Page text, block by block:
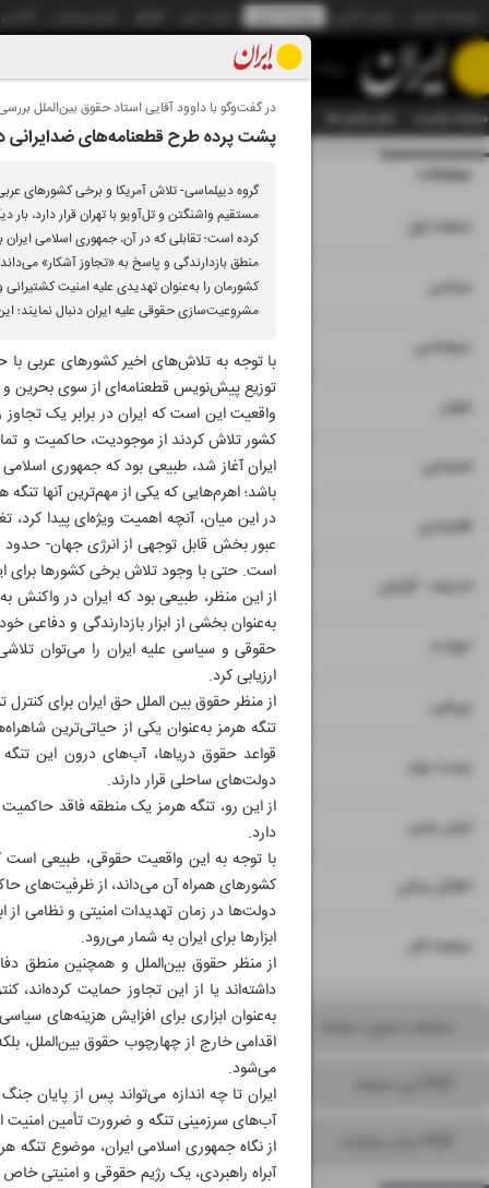
صفحه نخست تمام ویژه نامه ها آرشیو سازمان آگهی‌ها دستیار
در گفت‌وگو با داوود آقایی استاد حقوق بین‌الملل
پشت پرده طرح قطعنامه‌های ضدایرانی
گروه دیپلماسی- تلاش آمریکا و برخی کشورهای
مستقیم واشنگتن و تل‌آویو با تهران قرار دارد،
کرده است؛ تقابلی که در آن، جمهوری اسلامی
منطق بازدارندگی و پاسخ به «تجاوز آشکار»
کشورمان را به‌عنوان تهدیدی علیه امنیت
مشروعیت‌‌سازی حقوقی علیه ایران دنبال نمایند؛
با توجه به تلاش‌های اخیر کشورهای عربی با
توزیع پیش‌نویس قطعنامه‌ای از سوی بحرین و
واقعیت این است که ایران در برابر یک
کشور تلاش کردند از موجودیت، حاکمیت و
ایران آغاز شد، طبیعی بود که جمهوری
باشد؛ اهرم‌هایی که یکی از مهم‌ترین آنها
در این میان، آنچه اهمیت ویژه‌ای پیدا کرد،
است. حتی با وجود تلاش برخی کشورها برای
از این منظر، طبیعی بود که ایران در
به‌عنوان بخشی از ابزار بازدارندگی و
حقوقی و سیاسی علیه ایران را می‌توان
ارزیابی کرد.
از منظر حقوق بین الملل حق ایران برای
تنگه هرمز به‌عنوان یکی از حیاتی‌ترین
قواعد حقوق دریاها، آب‌های درون این
دولت‌های ساحلی قرار دارند.
از این رو، تنگه هرمز یک منطقه فاقد
دارد.
با توجه به این واقعیت حقوقی، طبیعی
کشورهای همراه آن می‌داند، از ظرفیت‌های
دولت‌ها در زمان تهدیدات امنیتی و نظامی از
ابزارها برای ایران به شمار می‌رود.
از منظر حقوق بین‌الملل و همچنین منطق
داشته‌اند یا از این تجاوز حمایت کرده‌اند،
به‌عنوان ابزاری برای افزایش هزینه‌های
اقدامی خارج از چهارچوب حقوق بین‌الملل،
می‌شود.
ایران تا چه اندازه می‌تواند پس از پایان
آب‌های سرزمینی تنگه و ضرورت تأمین امنیت
از نگاه جمهوری اسلامی ایران، موضوع
آبراه راهبردی، یک رژیم حقوقی و امنیتی
صفحات
صفحه اول ۱
سیاسی ۲ ۳
دیپلماسی
جهان ۵
اجتماعی ۶
اقتصادی ۷ ۸
اندیشه - گزارش ۹
حوادث ۱۱
ورزشی ۱۲
زیست بوم ۱۳
ایران زمین
اطلاع رسانی ۱۵
صفحه آخر ۱۶